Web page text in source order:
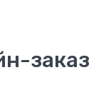
заказ